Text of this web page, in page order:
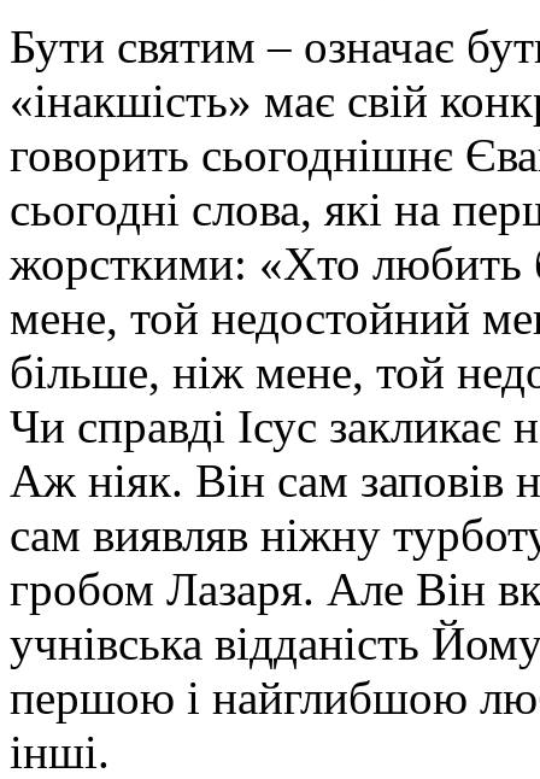
Бути святим – означає
«інакшість» має свій
говорить сьогоднішнє
сьогодні слова, які на
жорсткими: «Хто любить
мене, той недостойний
більше, ніж мене, той
Чи справді Ісус закликає
Аж ніяк. Він сам заповів
сам виявляв ніжну
гробом Лазаря. Але Він
учнівська відданість
першою і найглибшою
інші.